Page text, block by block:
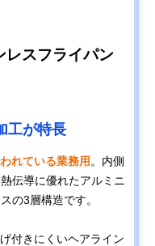
レスフライパン
工が特長
れている業務用 。内側
伝導に優れたアルミニ
の3層構造です。
付きにくいヘアライン